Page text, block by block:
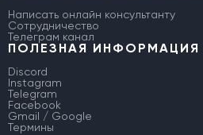
Написать онлайн консультанту
Сотрудничество
Телеграм канал
ПОЛЕЗНАЯ ИНФОРМАЦИЯ
Discord
Instagram
Telegram
Facebook
Gmail / Google
Термины